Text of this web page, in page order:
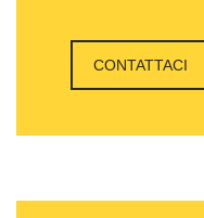
CONTATTACI